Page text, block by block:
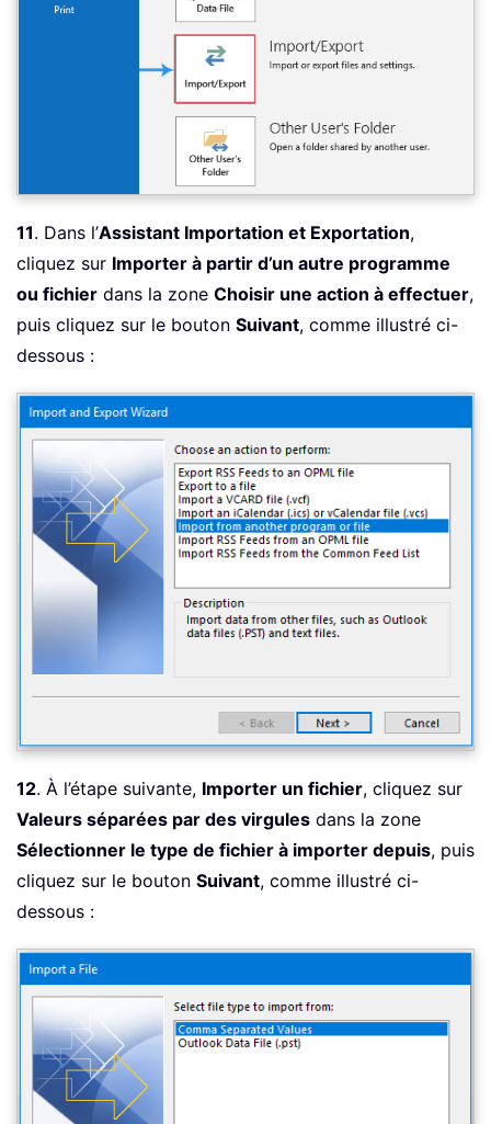
11. Dans l’Assistant Importation et Exportation,
cliquez sur Importer à partir d’un autre programme
ou fichier dans la zone Choisir une action à effectuer,
puis cliquez sur le bouton Suivant, comme illustré ci-
dessous :
12. À l’étape suivante, Importer un fichier, cliquez sur
Valeurs séparées par des virgules dans la zone
Sélectionner le type de fichier à importer depuis, puis
cliquez sur le bouton Suivant, comme illustré ci-
dessous :